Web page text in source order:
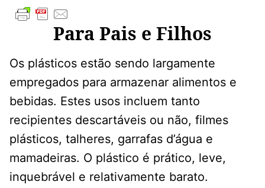
Para Pais e Filhos
Os plásticos estão sendo largamente
empregados para armazenar alimentos e
bebidas. Estes usos incluem tanto
recipientes descartáveis ou não, filmes
plásticos, talheres, garrafas d’água e
mamadeiras. O plástico é prático, leve,
inquebrável e relativamente barato.